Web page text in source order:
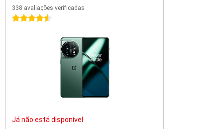
338 avaliações verificadas
4.5 estrelas
Já não está disponível